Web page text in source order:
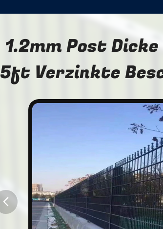
1.2mm Post
5ft Verzinkte